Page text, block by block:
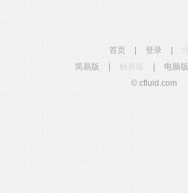
首页 登录
简易版
触屏版 电脑版
© cfluid.com